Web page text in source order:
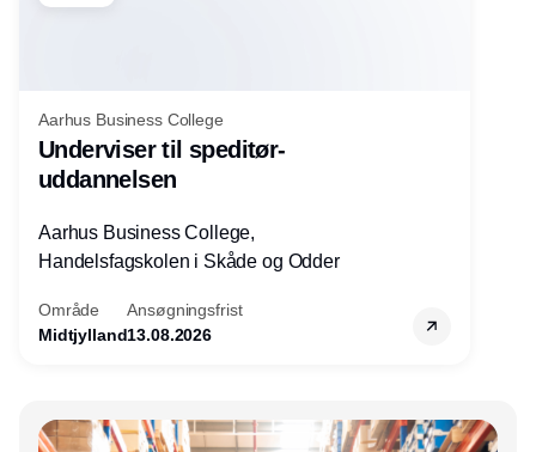
Aarhus Business College
Underviser til speditør-
uddannelsen
Aarhus Business College,
Handelsfagskolen i Skåde og Odder
Område
Midtjylland
Ansøgningsfrist
13.08.2026
Annonce